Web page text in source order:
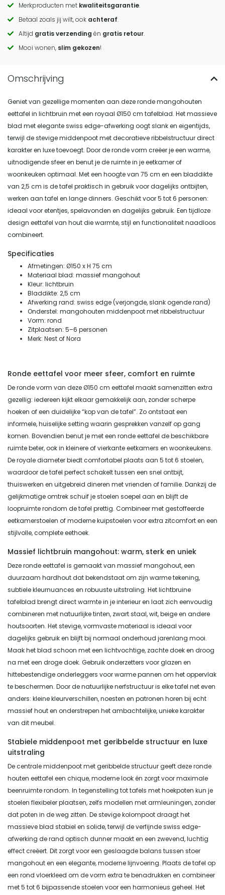
Call
to
actions
Merkproducten met kwaliteitsgarantie.
Betaal zoals jij wilt, ook achteraf.
Altijd gratis verzending én gratis retour.
Mooi wonen, slim gekozen!
Geniet van gezellige momenten aan deze ronde mangohouten
eettafel in lichtbruin met een royaal Ø150 cm tafelblad. Het massieve
blad met elegante swiss edge-afwerking oogt slank en eigentijds,
terwijl de stevige middenpoot met decoratieve ribbelstructuur direct
karakter en luxe toevoegt. Door de ronde vorm creëer je een warme,
uitnodigende sfeer en benut je de ruimte in je eetkamer of
woonkeuken optimaal. Met een hoogte van 75 cm en een bladdikte
van 2,5 cm is de tafel praktisch in gebruik voor dagelijks ontbijten,
werken aan tafel en lange dinners. Geschikt voor 5 tot 6 personen:
ideaal voor etentjes, spelavonden en dagelijks gebruik. Een tijdloze
design eettafel van hout die warmte, stijl en functionaliteit naadloos
combineert.
Specificaties
Afmetingen: Ø150 x H 75 cm
Materiaal blad: massief mangohout
Kleur: lichtbruin
Bladdikte: 2,5 cm
Afwerking rand: swiss edge (verjongde, slank ogende rand)
Onderstel: mangohouten middenpoot met ribbelstructuur
Vorm: rond
Zitplaatsen: 5–6 personen
Merk: Nest of Nora
Ronde eettafel voor meer sfeer, comfort en ruimte
De ronde vorm van deze Ø150 cm eettafel maakt samenzitten extra
gezellig: iedereen kijkt elkaar gemakkelijk aan, zonder scherpe
hoeken of een duidelijke “kop van de tafel”. Zo ontstaat een
informele, huiselijke setting waarin gesprekken vanzelf op gang
komen. Bovendien benut je met een ronde eettafel de beschikbare
ruimte beter, ook in kleinere of vierkante eetkamers en woonkeukens.
De royale diameter biedt comfortabel plaats aan 5 tot 6 stoelen,
waardoor de tafel perfect schakelt tussen een snel ontbijt,
thuiswerken en uitgebreid dineren met vrienden of familie. Dankzij de
gelijkmatige omtrek schuif je stoelen soepel aan en blijft de
loopruimte rondom de tafel prettig. Combineer met gestoffeerde
eetkamerstoelen of moderne kuipstoelen voor extra zitcomfort en een
stijlvolle, complete eethoek.
Massief lichtbruin mangohout: warm, sterk en uniek
Deze ronde eettafel is gemaakt van massief mangohout, een
duurzaam hardhout dat bekendstaat om zijn warme tekening,
subtiele kleurnuances en robuuste uitstraling. Het lichtbruine
tafelblad brengt direct warmte in je interieur en laat zich eenvoudig
combineren met natuurlijke tinten, zwart staal, wit, beige en andere
houtsoorten. Het stevige, vormvaste materiaal is ideaal voor
dagelijks gebruik en blijft bij normaal onderhoud jarenlang mooi.
Maak het blad schoon met een lichtvochtige, zachte doek en droog
na met een droge doek. Gebruik onderzetters voor glazen en
hittebestendige onderleggers voor warme pannen om het oppervlak
te beschermen. Door de natuurlijke nerfstructuur is elke tafel net even
anders: kleine kleurverschillen, noesten en patronen horen bij echt
massief hout en onderstrepen het ambachtelijke, unieke karakter
van dit meubel.
Stabiele middenpoot met geribbelde structuur en luxe
uitstraling
De centrale middenpoot met geribbelde structuur geeft deze ronde
houten eettafel een chique, moderne look én zorgt voor maximale
beenruimte rondom. In tegenstelling tot tafels met hoekpoten kun je
stoelen flexibeler plaatsen, zelfs modellen met armleuningen, zonder
dat poten in de weg zitten. De stevige kolompoot draagt het
massieve blad stabiel en solide, terwijl de verfijnde swiss edge-
afwerking de rand optisch dunner maakt en een zwevend, luchtig
effect creëert. Dit zorgt voor een geslaagde balans tussen stoer
mangohout en een elegante, moderne lijnvoering. Plaats de tafel op
een rond vloerkleed om de vorm extra te benadrukken en combineer
met 5 tot 6 bijpassende stoelen voor een harmonieus geheel. Het